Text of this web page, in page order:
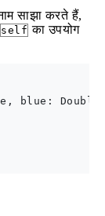
साझा करते हैं,
self का उपयोग
blue: